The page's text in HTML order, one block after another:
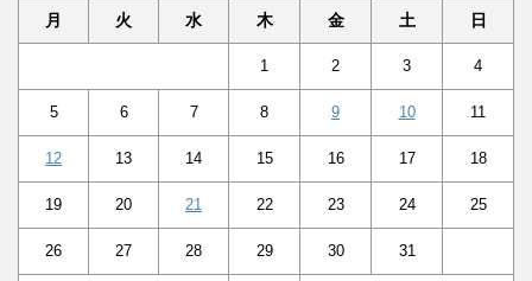
月 火 水 木 金 土 日
1 2 3 4
5 6 7 8 9 10 11
12 13 14 15 16 17 18
19 20 21 22 23 24 25
26 27 28 29 30 31